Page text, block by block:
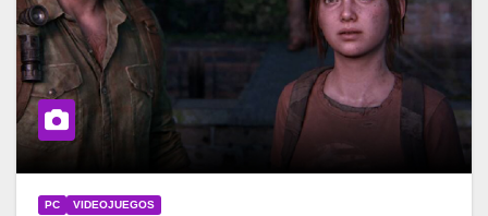
PC VIDEOJUEGOS